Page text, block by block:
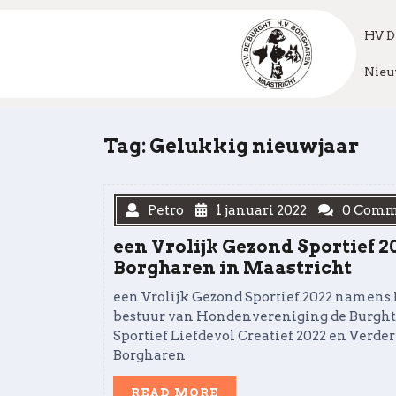
HV
Tag:Gelukkig nieuwjaar
Petro 1 januari 2022 0
een Vrolijk Gezond Sportief
Borgharen in Maastricht
een Vrolijk Gezond Sportief 2022
bestuur van Hondenvereniging de
Sportief Liefdevol Creatief 2022 en
Borgharen
READ MORE